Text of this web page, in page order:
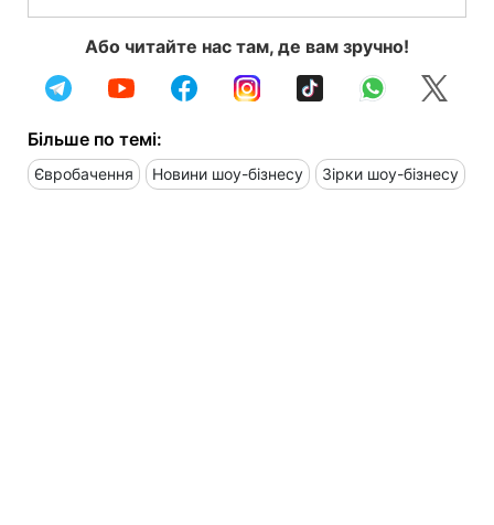
Або читайте нас там, де вам зручно!
Більше по темі:
Євробачення Новини шоу-бізнесу Зірки шоу-бізнесу